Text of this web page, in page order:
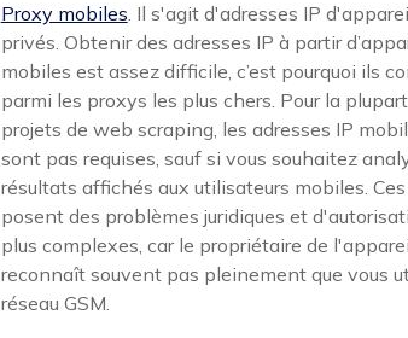
Proxy mobiles. Il s'agit d'adresses IP
privés. Obtenir des adresses IP à partir
mobiles est assez difficile, c’est pourquoi ils
parmi les proxys les plus chers. Pour la
projets de web scraping, les adresses IP
sont pas requises, sauf si vous souhaitez
résultats affichés aux utilisateurs mobiles.
posent des problèmes juridiques et
plus complexes, car le propriétaire de
reconnaît souvent pas pleinement que vous
réseau GSM.